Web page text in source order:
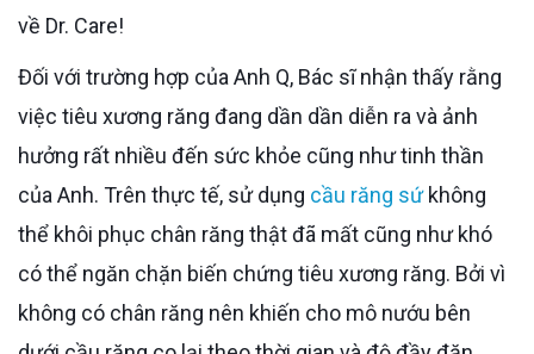
về Dr. Care!
Đối với trường hợp của Anh Q, Bác sĩ nhận thấy rằng
việc tiêu xương răng đang dần dần diễn ra và ảnh
hưởng rất nhiều đến sức khỏe cũng như tinh thần
của Anh. Trên thực tế, sử dụng cầu răng sứkhông
thể khôi phục chân răng thật đã mất cũng như khó
có thể ngăn chặn biến chứng tiêu xương răng. Bởi vì
không có chân răng nên khiến cho mô nướu bên